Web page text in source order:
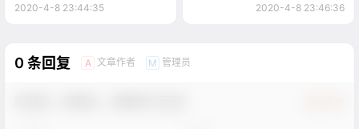
2020-4-8 23:44:35 2020-4-8 23:46:36
0 条回复 A 文章作者 M 管理员